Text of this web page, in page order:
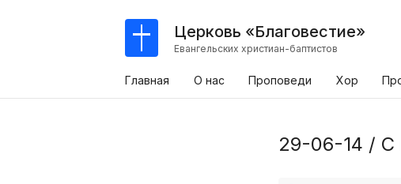
Церковь «Благовестие»
Евангельских христиан-баптистов
Главная О нас Проповеди Хор
29-06-14 /